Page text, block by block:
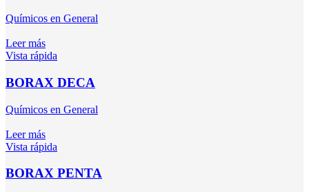
Químicos en General
Leer más
Vista rápida
BORAX DECA
Químicos en General
Leer más
Vista rápida
BORAX PENTA